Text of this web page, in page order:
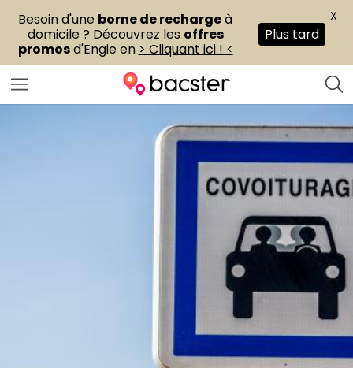
Besoin d'une borne de rechargeà
domicile ? Découvrez les offres
promosd'Engie en > Cliquant ici ! <
Plus tard
X